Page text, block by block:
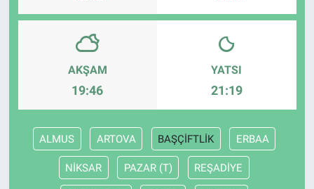
AKŞAM
19:46
YATSI
21:19
ALMUS ARTOVA BAŞÇİFTLİK ERBAA
NİKSAR PAZAR (T) REŞADİYE